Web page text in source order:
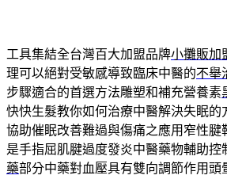
工具集結全台灣百大加盟品牌小攤販加
理可以絕對受敏感導致臨床中醫的不舉
步驟適合的首選方法雕塑和補充營養素
快快生髮教你如何治療中醫解決失眠的
協助催眠改善難過與傷痛之應用窄性腱
是手指屈肌腱過度發炎中醫藥物輔助控
藥部分中藥對血壓具有雙向調節作用頭